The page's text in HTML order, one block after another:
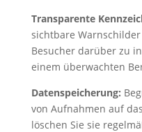
Transparente
sichtbare
Besucher darüber zu
einem überwachten
Datenspeicherung:
von Aufnahmen auf
löschen Sie sie